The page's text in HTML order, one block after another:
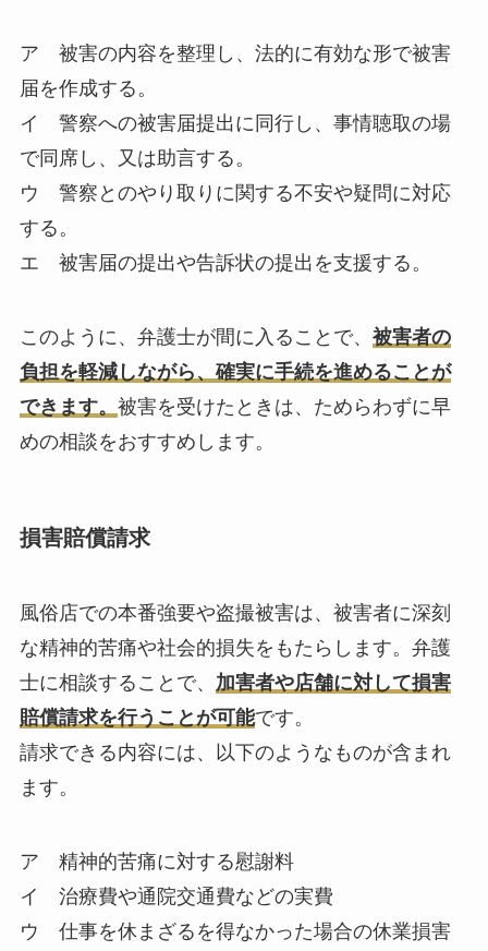
ア 被害の内容を整理し、法的に有効な形で被害
届を作成する。
イ 警察への被害届提出に同行し、事情聴取の場
で同席し、又は助言する。
ウ 警察とのやり取りに関する不安や疑問に対応
する。
エ 被害届の提出や告訴状の提出を支援する。
このように、弁護士が間に入ることで、 被害者の
負担を軽減しながら、確実に手続を進めることが
できます。 被害を受けたときは、ためらわずに早
めの相談をおすすめします。
損害賠償請求
風俗店での本番強要や盗撮被害は、被害者に深刻
な精神的苦痛や社会的損失をもたらします。弁護
士に相談することで、 加害者や店舗に対して損害
賠償請求を行うことが可能です。
請求できる内容には、以下のようなものが含まれ
ます。
ア 精神的苦痛に対する慰謝料
イ 治療費や通院交通費などの実費
ウ 仕事を休まざるを得なかった場合の休業損害